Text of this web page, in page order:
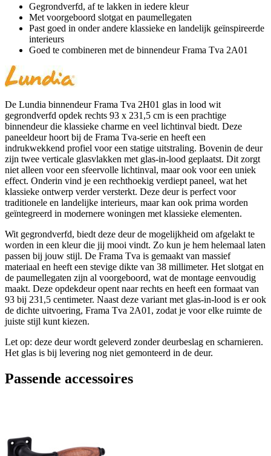
Gegrondverfd, af te lakken in iedere kleur
Met voorgeboord slotgat en paumellegaten
Past goed in onder andere klassieke en landelijk geïnspireerde
interieurs
Goed te combineren met de binnendeur Frama Tva 2A01
De Lundia binnendeur Frama Tva 2H01 glas in lood wit
gegrondverfd opdek rechts 93 x 231,5 cm is een prachtige
binnendeur die klassieke charme en veel lichtinval biedt. Deze
paneeldeur hoort bij de Frama Tva-serie en heeft een
indrukwekkend profiel voor een statige uitstraling. Bovenin de deur
zijn twee verticale glasvlakken met glas-in-lood geplaatst. Dit zorgt
niet alleen voor een sfeervolle lichtinval, maar ook voor een uniek
effect. Onderin vind je een rechthoekig verdiept paneel, wat het
klassieke ontwerp verder versterkt. Deze deur is perfect voor
traditionele en landelijke interieurs, maar kan ook prima worden
geïntegreerd in modernere woningen met klassieke elementen.
Wit gegrondverfd, biedt deze deur de mogelijkheid om afgelakt te
worden in een kleur die jij mooi vindt. Zo kun je hem helemaal laten
passen bij jouw stijl. De Frama Tva is gemaakt van massief
materiaal en heeft een stevige dikte van 38 millimeter. Het slotgat en
de paumellegaten zijn al voorgeboord, wat de montage eenvoudig
maakt. Deze opdekdeur opent naar rechts en heeft een formaat van
93 bij 231,5 centimeter. Naast deze variant met glas-in-lood is er ook
de dichte uitvoering, Frama Tva 2A01, zodat je voor elke ruimte de
juiste stijl kunt kiezen.
Let op: deze deur wordt geleverd zonder deurbeslag en scharnieren.
Het glas is bij levering nog niet gemonteerd in de deur.
Passende accessoires